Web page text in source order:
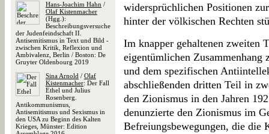
Hans-Joachim Hahn /
Olaf Kistenmacher
(Hgg.):
Beschreibungsversuche
der Judenfeindschaft II.
Antisemitismus in Text und Bild -
zwischen Kritik, Reflexion und
Ambivalenz, Berlin / Boston: De
Gruyter Oldenbourg 2019
Sina Arnold / Olaf
Kistenmacher: Der Fall
Ethel und Julius
Rosenberg.
Antikommunismus,
Antisemitismus und Sexismus in
den USA zu Beginn des Kalten
Krieges, Münster: Edition
widersprüchlichen Positionen
hinter der völkischen Rechten
Im knapper gehaltenen zweiten
eigentümlichen Zusammenhang
und dem spezifischen
abschließenden dritten Teil in
den Zionismus in den Jahren
denunzierte den Zionismus im
Befreiungsbewegungen, die die